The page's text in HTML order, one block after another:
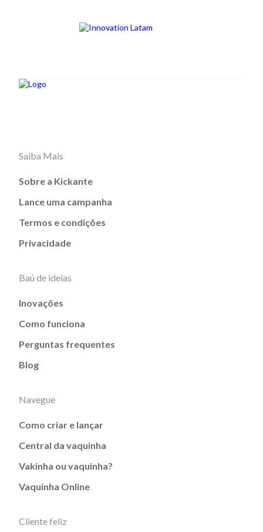
Saiba Mais
Sobre a Kickante
Lance uma campanha
Termos e condições
Privacidade
Baú de ideias
Inovações
Como funciona
Perguntas frequentes
Blog
Navegue
Como criar e lançar
Central da vaquinha
Vakinha ou vaquinha?
Vaquinha Online
Cliente feliz